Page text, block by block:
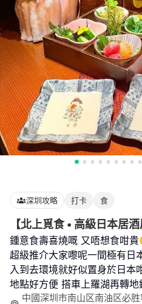
深圳攻略 打卡 食
【北上覓食 • 高級日本居酒
鍾意食壽喜燒嘅 又唔想食咁
超級推介大家嚟呢一間極有日
入到去環境就好似置身於日本
地點好方便 搭車上羅湖再轉地
中國深圳市南山区南油区必